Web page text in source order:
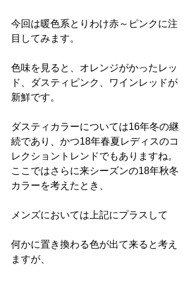
今回は暖色系とりわけ赤～ピンクに注
目してみます。
色味を見ると、オレンジがかったレッ
ド、ダスティピンク、ワインレッドが
新鮮です。
ダスティカラーについては16年冬の継
続であり、かつ18年春夏レディスのコ
レクショントレンドでもありますね。
ここではさらに来シーズンの18年秋冬
カラーを考えたとき、
メンズにおいては上記にプラスして
何かに置き換わる色が出て来ると考え
ますが、